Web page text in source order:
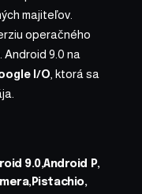
majiteľov.
operačného
Android 9.0 na
I/O , ktorá sa
9.0 Android P
Pistachio